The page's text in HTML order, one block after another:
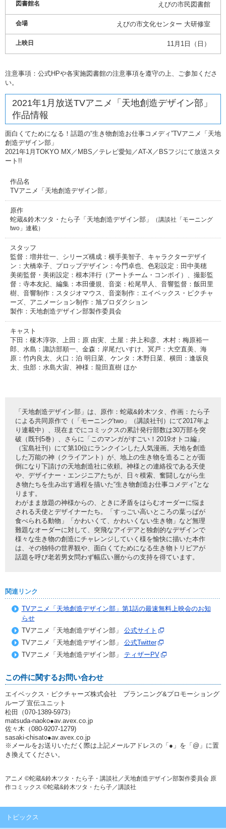
えびの市民図書館
えびの市文化センター 大研修室
11月1日（日）
注意事項：公式HPや各実施図書館の注意事項を遵守の上、ご参加くださ
い。
2021年1月放送TVアニメ「天地創造デザイン部」
作品情報
面白くてためになる！話題の“生き物創造お仕事コメディ”TVアニメ「天地
創造デザイン部」
2021年1月TOKYO MX／MBS／テレビ愛知／AT-X／BSフジにて放送スタ
ート!!
作品名
TVアニメ「天地創造デザイン部」
原作
蛇蔵&鈴木ツタ・たら子「天地創造デザイン部」
（講談社「モーニング
two」連載）
スタッフ
監督：増井壮一、シリーズ構成：横手美智子、キャラクターデザイ
ン：大橋幸子、プロップデザイン：今門卓也、色彩設定：田中美穂
美術監督・美術設定：根本洋行（アートチーム・コンボイ）、撮影監
督：寺本友紀、編集：本田優規、音楽：松尾早人、音響監督：飯田里
樹、音響制作：スタジオマウス、音楽制作：エイベックス・ピクチャ
ーズ、アニメーション制作：旭プロダクション
製作：天地創造デザイン部製作委員会
キャスト
下田：榎木淳弥、上田：原 由実、土屋：井上和彦、木村：梅原裕一
郎、水島：諏訪部順一、金森：岸尾だいすけ、冥戸：大空直美、海
原：竹内良太、火口：泊 明日菜、ケンタ：木野日菜、横田：逢坂良
太、虫部：水島大宙、神様：龍田直樹 ほか
「天地創造デザイン部」は、原作：蛇蔵&鈴木ツタ、作画：たら子
による共同原作で（「モーニングtwo」（講談社刊）にて2017年よ
り連載中）、現在までにコミックスの累計発行部数は30万部を突
破（既刊5巻）、さらに「このマンガがすごい！2019オトコ編」
（宝島社刊）にて第10位にランクインした人気漫画。天地を創造
した万能の神（クライアント）が、地上の生き物を造ることが面
倒になり下請けの天地創造社に依頼。神様との連絡役である天使
や、デザイナー・エンジニアたちが、日々模索、奮闘しながら生
き物たちを生み出す過程を描いた“生き物創造お仕事コメディ”とな
ります。
わがまま放題の神様からの、ときに矛盾をはらむオーダーに悩ま
される天使とデザイナーたち。「すっごい高いところの葉っぱが
食べられる動物」「かわいくて、かわいくない生き物」など無理
難題なオーダーに対して、突飛なアイデアと独創的なデザインで
様々な生き物の創造にチャレンジしていく様を愉快に描いた本作
は、その独特の世界観や、面白くてためになる生き物トリビアが
話題を呼び老若男女問わず幅広い層からの支持を得ています。
関連リンク
TVアニメ「天地創造デザイン部」第1話の最速無料上映会のお知
らせ
TVアニメ「天地創造デザイン部」 公式サイト
TVアニメ「天地創造デザイン部」 公式Twitter
TVアニメ「天地創造デザイン部」 ティザーPV
この件に関するお問い合わせ
エイベックス・ピクチャーズ株式会社 プランニング&プロモーショング
ループ 宣伝ユニット
松田（070-1389-5973）
matsuda-naoko●av.avex.co.jp
佐々木（080-9207-1279)
sasaki-chisato●av.avex.co.jp
※メールをお送りいただく際は上記メールアドレスの「●」を「@」に置
き換えてください。
アニメ ©蛇蔵&鈴木ツタ・たら子・講談社／天地創造デザイン部製作委員会 原
作コミックス ©蛇蔵&鈴木ツタ・たら子／講談社
トピックス